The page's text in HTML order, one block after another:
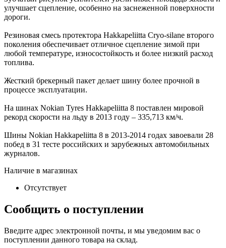
улучшает сцепление, особенно на заснеженной поверхности
дороги.
Резиновая смесь протектора Hakkapeliitta Cryo-silane второго
поколения обеспечивает отличное сцепление зимой при
любой температуре, износостойкость и более низкий расход
топлива.
Жесткий брекерный пакет делает шину более прочной в
процессе эксплуатации.
На шинах Nokian Tyres Hakkapeliitta 8 поставлен мировой
рекорд скорости на льду в 2013 году – 335,713 км/ч.
Шины Nokian Hakkapeliitta 8 в 2013-2014 годах завоевали 28
побед в 31 тесте российских и зарубежных автомобильных
журналов.
Наличие в магазинах
Отсутствует
Сообщить о поступлении
Введите адрес электронной почты, и мы уведомим вас о
поступлении данного товара на склад.